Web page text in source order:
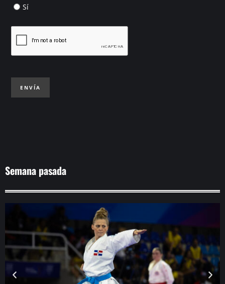
Sí
ENVÍA
Semana pasada